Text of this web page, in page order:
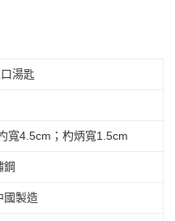
湯匙
寬4.5cm；杓炳寬1.5cm
鋼
國製造